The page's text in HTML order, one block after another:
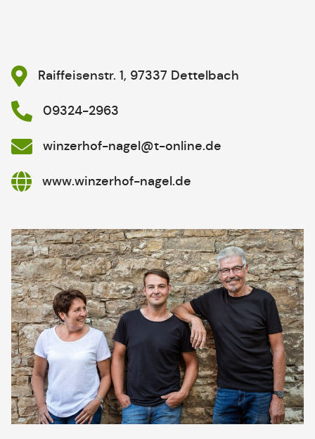
Raiffeisenstr. 1, 97337 Dettelbach
09324-2963
winzerhof-nagel@t-online.de
www.winzerhof-nagel.de